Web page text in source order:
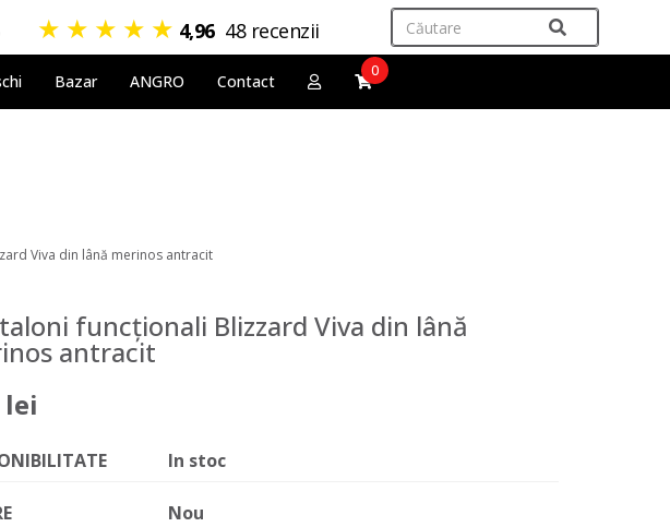
★ ★ ★ ★ ★ 4,96 48 recenzii
Bazar ANGRO Contact
0
Viva din lână merinos antracit
funcționali Blizzard Viva din lână
antracit
lei
In stoc
Nou